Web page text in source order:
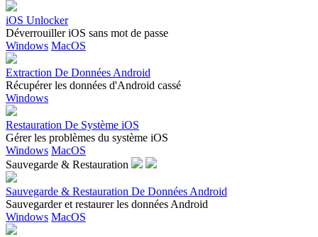
iOS Unlocker
Déverrouiller iOS sans mot de passe
Windows MacOS
Extraction De Données Android
Récupérer les données d'Android cassé
Windows
Restauration De Système iOS
Gérer les problèmes du système iOS
Windows MacOS
Sauvegarde & Restauration
Sauvegarde & Restauration De Données Android
Sauvegarder et restaurer les données Android
Windows MacOS